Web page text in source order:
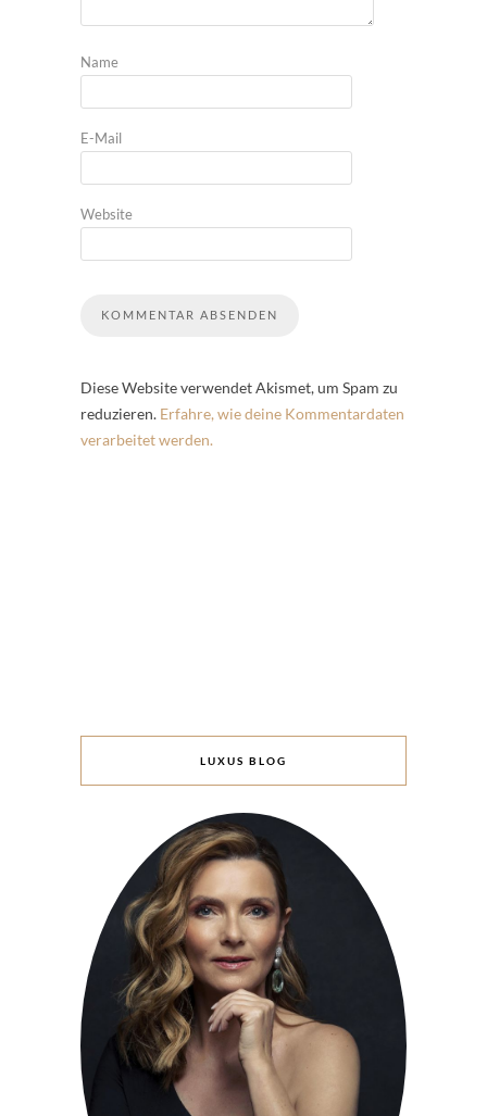
Name
E-Mail
Website
Diese Website verwendet Akismet, um Spam zu
reduzieren. Erfahre, wie deine Kommentardaten
verarbeitet werden.
LUXUS BLOG